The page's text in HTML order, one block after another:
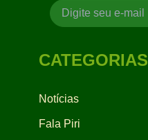
CATEGORIAS
Notícias
Fala Piri